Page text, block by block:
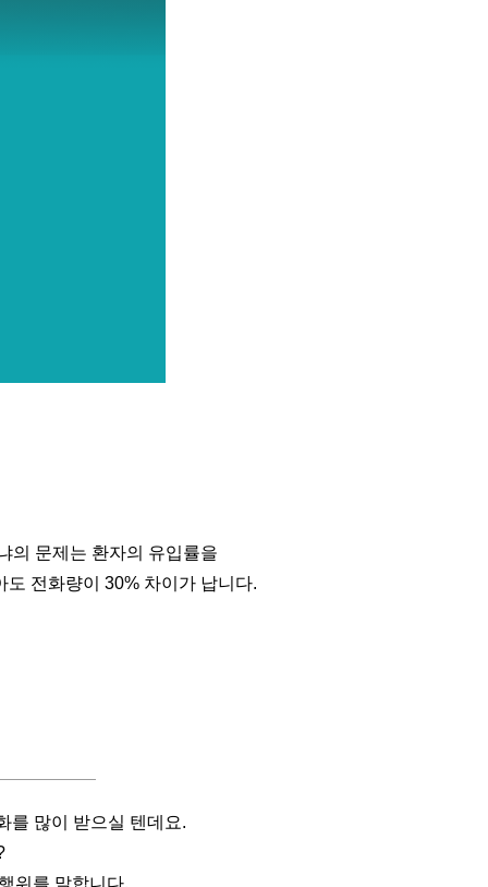
의 문제는 환자의 유입률을
전화량이 30% 차이가 납니다.
를 많이 받으실 텐데요.
위를 말합니다.